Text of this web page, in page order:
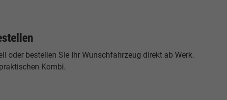
oder bestellen Sie Ihr Wunschfahrzeug direkt ab Werk.
Kombi.